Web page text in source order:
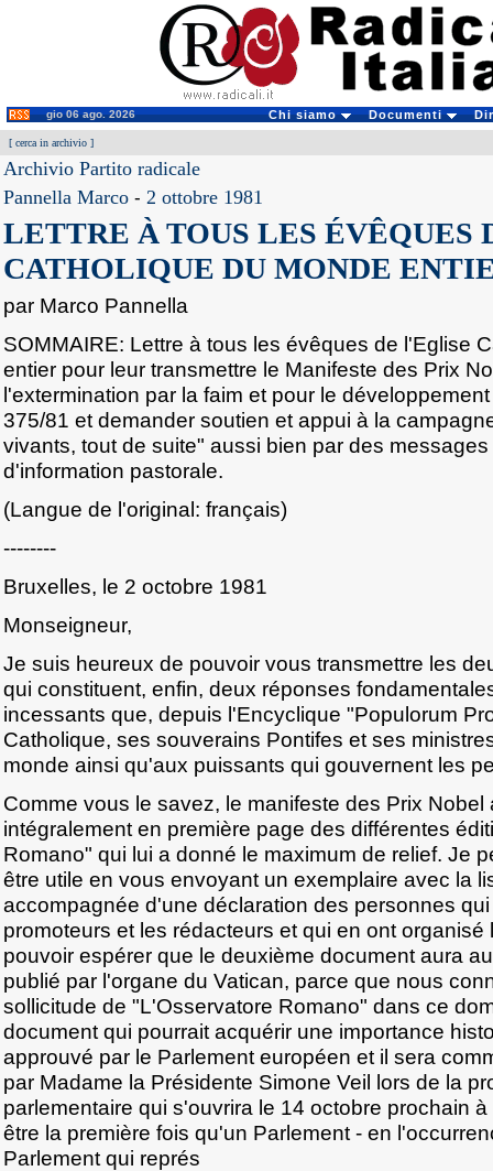
gio 06 ago. 2026 Chi siamo Documenti
[ cerca in archivio ]
Archivio Partito radicale
Pannella Marco - 2 ottobre 1981
LETTRE À TOUS LES ÉVÊQUES
CATHOLIQUE DU MONDE
par Marco Pannella
SOMMAIRE: Lettre à tous les évêques de l'Eglise
entier pour leur transmettre le Manifeste des Prix
l'extermination par la faim et pour le
375/81 et demander soutien et appui à la
vivants, tout de suite" aussi bien par des
d'information pastorale.
(Langue de l'original: français)
--------
Bruxelles, le 2 octobre 1981
Monseigneur,
Je suis heureux de pouvoir vous transmettre les
qui constituent, enfin, deux réponses
incessants que, depuis l'Encyclique "Populorum
Catholique, ses souverains Pontifes et ses
monde ainsi qu'aux puissants qui gouvernent les
Comme vous le savez, le manifeste des Prix Nobel
intégralement en première page des différentes
Romano" qui lui a donné le maximum de relief. Je
être utile en vous envoyant un exemplaire avec la
accompagnée d'une déclaration des personnes
promoteurs et les rédacteurs et qui en ont organisé
pouvoir espérer que le deuxième document aura
publié par l'organe du Vatican, parce que nous
sollicitude de "L'Osservatore Romano" dans ce
document qui pourrait acquérir une importance
approuvé par le Parlement européen et il sera
par Madame la Présidente Simone Veil lors de la
parlementaire qui s'ouvrira le 14 octobre prochain
être la première fois qu'un Parlement - en
Parlement qui représ